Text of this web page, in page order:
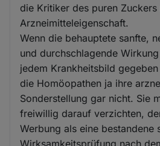
die Kritiker des puren
Arzneimitteleigenschaft.
Wenn die behauptete sanfte,
und durchschlagende
jedem Krankheitsbild
die Homöopathen ja ihre
Sonderstellung gar nicht. Sie
freiwillig darauf verzichten,
Werbung als eine bestandene